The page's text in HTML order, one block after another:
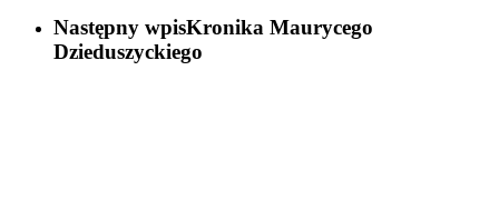
Następny wpisKronika Maurycego
Dzieduszyckiego